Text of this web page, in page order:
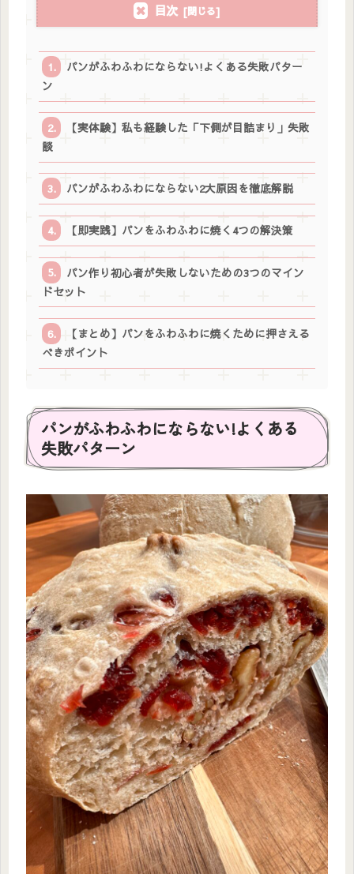
目次
パンがふわふわにならない!よくある失敗パター
ン
【実体験】私も経験した「下側が目詰まり」失敗
談
パンがふわふわにならない2大原因を徹底解説
【即実践】パンをふわふわに焼く4つの解決策
パン作り初心者が失敗しないための3つのマイン
ドセット
【まとめ】パンをふわふわに焼くために押さえる
べきポイント
パンがふわふわにならない!よくある
失敗パターン